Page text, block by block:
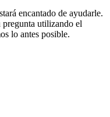
encantado de ayudarle.
utilizando el
lo antes posible.